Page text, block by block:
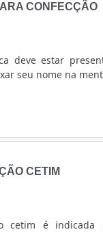
CONFECÇÃO
deve estar
seu nome na
CETIM
cetim é indicada